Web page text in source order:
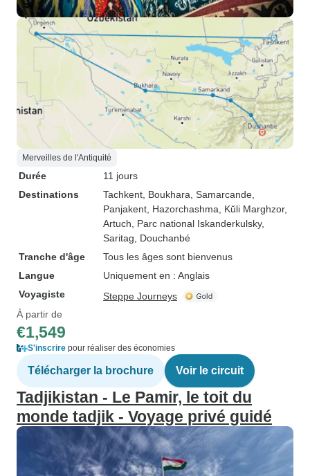
Merveilles de l'Antiquité
Durée
11 jours
Destinations
Tachkent , Boukhara , Samarcande
Panjakent , Hazorchashma , Kŭli Marghzor,
Artuch , Parc national Iskanderkulsky,
Saritag , Douchanbé
Tranche d'âge
Tous les âges sont bienvenus
Langue
Uniquement en : Anglais
Voyagiste
Steppe Journeys
À partir de
€1,549
S'inscrire pour réaliser des économies
Télécharger la brochure Voir le circuit
Tadjikistan - Le Pamir, le toit du
monde tadjik - Voyage privé guidé